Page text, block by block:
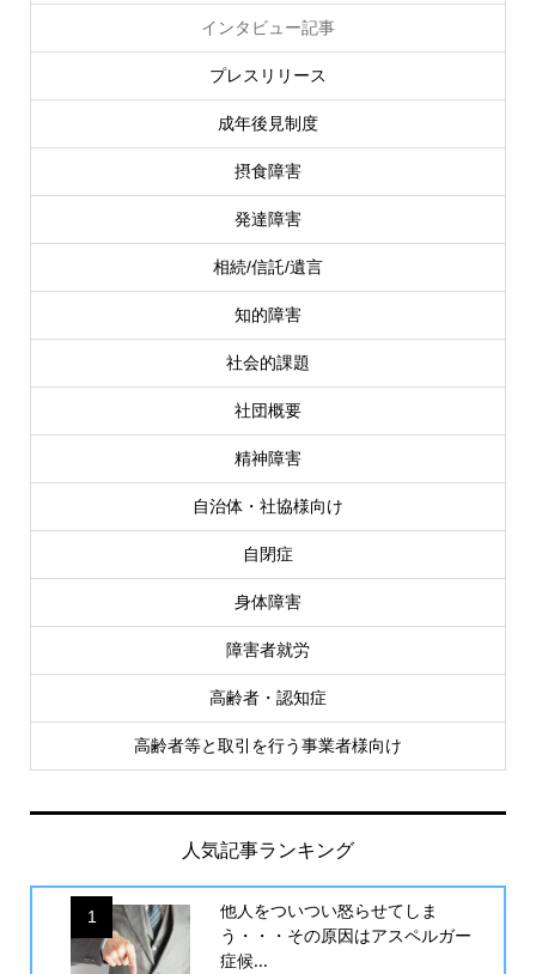
インタビュー記事
プレスリリース
成年後見制度
摂食障害
発達障害
相続/信託/遺言
知的障害
社会的課題
社団概要
精神障害
自治体・社協様向け
自閉症
身体障害
障害者就労
高齢者・認知症
高齢者等と取引を行う事業者様向け
人気記事ランキング
1
他人をついつい怒らせてしま
う・・・その原因はアスペルガー
症候...